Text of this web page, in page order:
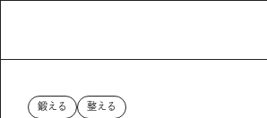
鍛える 整える